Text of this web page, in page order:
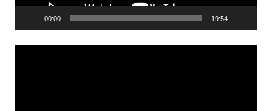
00:00 19:54